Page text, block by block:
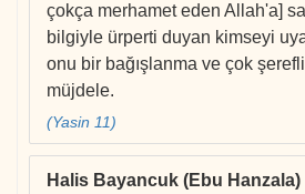
çokça merhamet eden Allah'a]
bilgiyle ürperti duyan kimseyi
onu bir bağışlanma ve çok
müjdele.
(Yasin 11)
Halis Bayancuk (Ebu Hanzala)